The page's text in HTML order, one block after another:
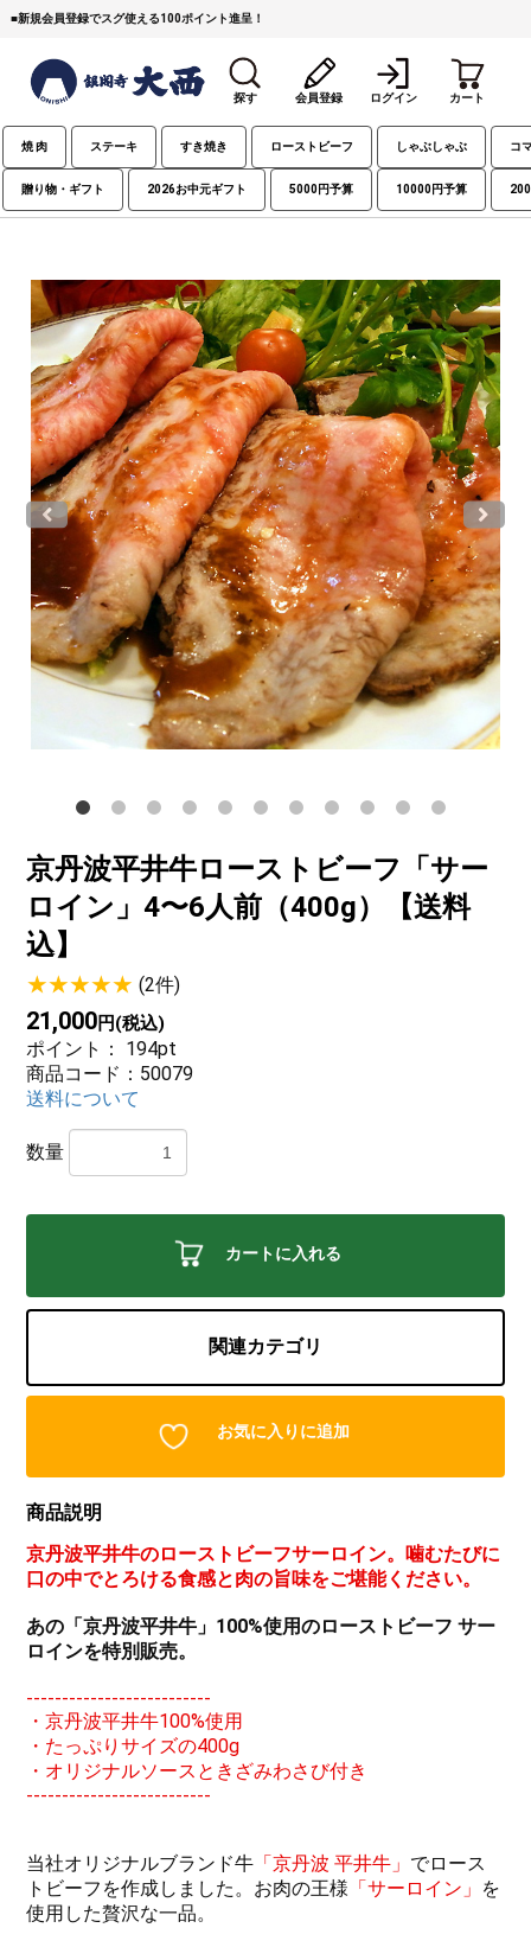
■新規会員登録でスグ使える100ポイント進呈！
探す
すき焼き 焼 肉 ステーキ
しゃぶしゃぶ コマ切れミンチ ローストビーフ
焼豚など（豚肉の加工
品）
牛丼など（牛肉の加工
品）
カレー・コロッケ・ハン
バーグ
タレ類 村沢牛 京丹波平井牛
サステナブル・和牛
（熟）
千代幻豚 贈り物・ギフト
会員登録 ログイン カート
焼 肉 ステーキ すき焼き ローストビーフ しゃぶしゃぶ コ
贈り物・ギフト 2026お中元ギフト 5000円予算 10000円予算
京丹波平井牛ローストビーフ「サー
ロイン」4〜6人前（400g）【送料
込】
(2件)
21,000円(税込)
ポイント： 194pt
商品コード：50079
送料について
数量
カートに入れる
関連カテゴリ
お気に入りに追加
商品説明
京丹波平井牛のローストビーフサーロイン。噛むたびに
口の中でとろける食感と肉の旨味をご堪能ください。
あの「京丹波平井牛」100%使用のローストビーフ サー
ロインを特別販売。
--------------------------
・京丹波平井牛100%使用
・たっぷりサイズの400g
・オリジナルソースときざみわさび付き
--------------------------
当社オリジナルブランド牛 「京丹波 平井牛」 でロース
トビーフを作成しました。お肉の王様 「サーロイン」 を
使用した贅沢な一品。